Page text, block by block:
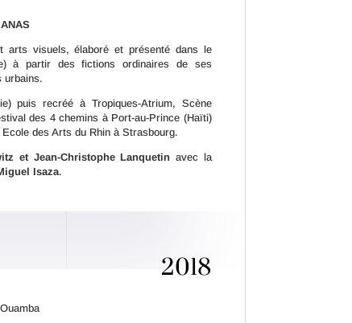
arts visuels, élaboré et présenté dans le
à partir des fictions ordinaires de ses
urbains.
puis recréé à Tropiques-Atrium, Scène
des 4 chemins à Port-au-Prince (Haïti)
des Arts du Rhin à Strasbourg.
et Jean-Christophe Lanquetin avec la
Isaza.
2018